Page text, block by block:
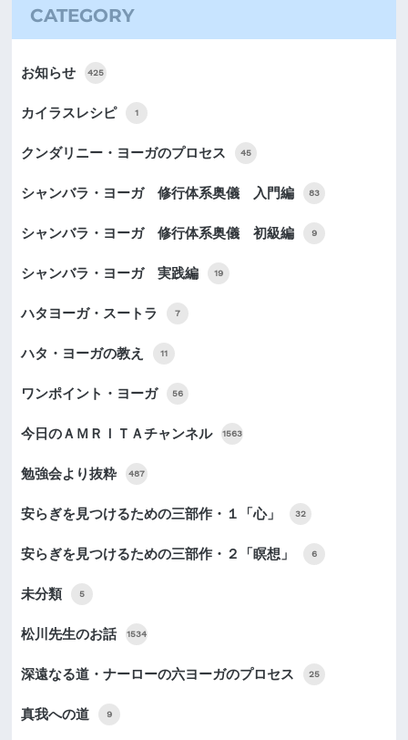
CATEGORY
お知らせ 425
カイラスレシピ 1
クンダリニー・ヨーガのプロセス 45
シャンバラ・ヨーガ 修行体系奥儀 入門編 83
シャンバラ・ヨーガ 修行体系奥儀 初級編 9
シャンバラ・ヨーガ 実践編 19
ハタヨーガ・スートラ 7
ハタ・ヨーガの教え 11
ワンポイント・ヨーガ 56
今日のＡＭＲＩＴＡチャンネル 1563
勉強会より抜粋 487
安らぎを見つけるための三部作・１「心」 32
安らぎを見つけるための三部作・２「瞑想」 6
未分類 5
松川先生のお話 1534
深遠なる道・ナーローの六ヨーガのプロセス 25
真我への道 9